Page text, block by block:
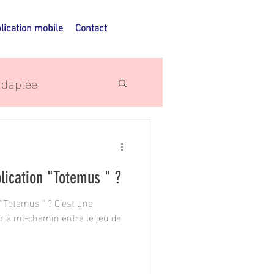
mobile Contact
"Totemus " ?
" ? C'est une
à mi-chemin entre le jeu de